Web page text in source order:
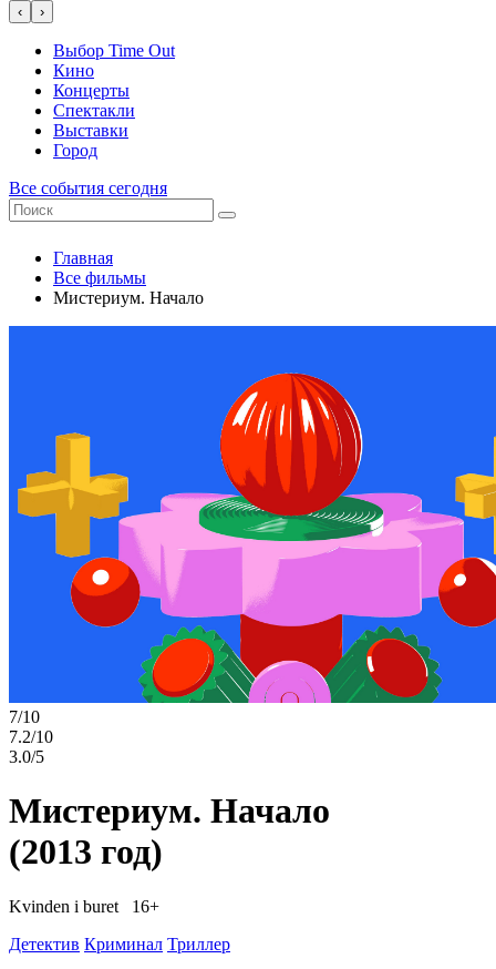
‹ ›
Выбор Time Out
Кино
Концерты
Спектакли
Выставки
Город
Все события сегодня
Главная
Все фильмы
Мистериум. Начало
7/10
7.2/10
3.0/5
Мистериум. Начало
(2013 год)
Kvinden i buret 16+
Детектив Криминал Триллер